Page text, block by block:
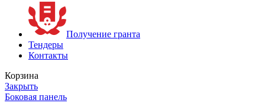
Получение гранта
Тендеры
Контакты
Корзина
Закрыть
Боковая панель